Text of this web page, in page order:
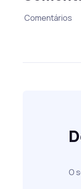
Comentários
O